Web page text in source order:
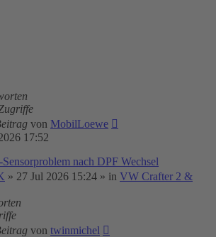
von MobilLoewe
17:52
nach DPF Wechsel
» 27 Jul 2026 15:24 » in VW Crafter 2 &
von twinmichel